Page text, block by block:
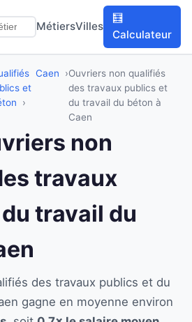
MétiersVilles
🧮
Calculateur
et
Caen
Ouvriers non qualifiés
des travaux publics et
du travail du béton à
Caen
non
travaux
travail du
des travaux publics et du
gagne en moyenne environ